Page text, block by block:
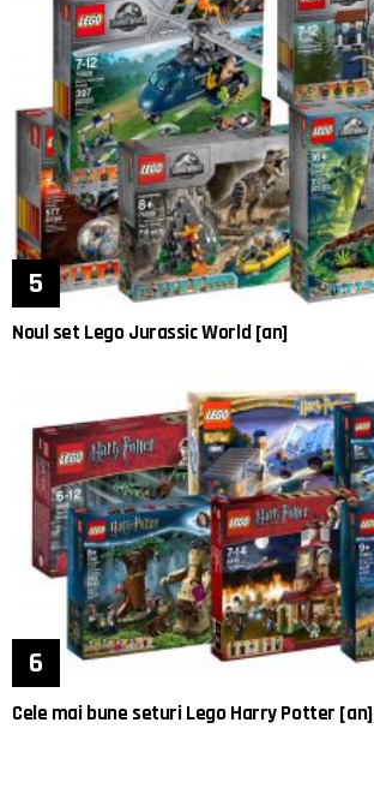
Noul set Lego Jurassic World [an]
Cele mai bune seturi Lego Harry Potter [an]